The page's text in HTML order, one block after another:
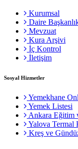
Kurumsal
Daire
Mevzuat
Kura Arşivi
İç Kontrol
İletişim
Sosyal Hizmetler
Yemekhane
Yemek Listesi
Ankara Eğitim
Yalova Termal
Kreş ve